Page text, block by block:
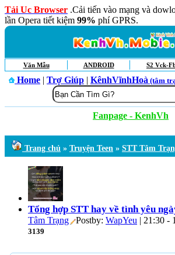
Tải Uc Browser .Cải tiến vào mạng và
lần Opera tiết kiệm 99% phí GPRS.
Văn Mẫu ANDROID S2 Vck-
Home | Trợ Giúp | KênhVĩnhHoà (tâm
Fanpage - KenhVh
Trang chủ » Truyện Teen » STT Tâm
Tổng hợp STT hay về tình yêu
Tâm Trạng
Postby: WapYeu | 21:30 -
3139